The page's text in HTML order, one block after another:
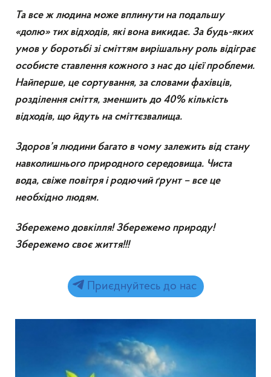
Та все ж людина може вплинути на подальшу
«долю» тих відходів, які вона викидає. За будь-яких
умов у боротьбі зі сміттям вирішальну роль відіграє
особисте ставлення кожного з нас до цієї проблеми.
Найперше, це сортування, за словами фахівців,
розділення сміття, зменшить до 40% кількість
відходів, що йдуть на сміттєзвалища.
Здоров’я людини багато в чому залежить від стану
навколишнього природного середовища. Чиста
вода, свіже повітря і родючий ґрунт – все це
необхідно людям.
Збережемо довкілля! Збережемо природу!
Збережемо своє життя!!!
Приєднуйтесь до нас